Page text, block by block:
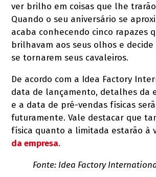
ver brilho em coisas que lhe
Quando o seu aniversário se
acaba conhecendo cinco rapazes
brilhavam aos seus olhos e
se tornarem seus cavaleiros.
De acordo com a Idea Factory
data de lançamento, detalhes da
e a data de pré-vendas físicas
futuramente. Vale destacar que
física quanto a limitada estarão à
da empresa.
Fonte: Idea Factory